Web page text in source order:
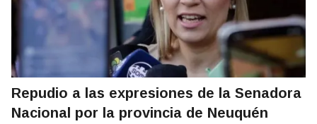
Repudio a las expresiones de la Senadora
Nacional por la provincia de Neuquén